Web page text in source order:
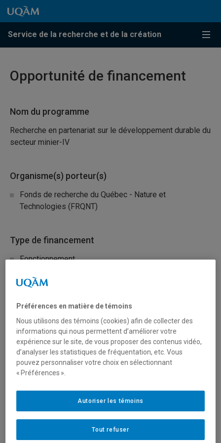
Passer au contenu
Accéder au menu principal
Accéder à la recherche
Passer au contenu
Accéder au menu principal
Service de la recherche et de la création
Menu
Opportunité de financement
Nom du programme
Recherche en partenariat sur le développement durable du
secteur minier-IV
Organisme(s) porteur(s)
Fonds de recherche du Québec - Nature et
Technologies (FRQNT)
Type de financement
Fonctionnement
Sciences naturelles et mathématiques
Description du programme
Premier concours
chercheurs, œuvrant dans des champs disciplinaires
variés, dans les universités et les collèges du Québec, à
aider l’industrie minière à relever les défis techniques,
environnementaux et technologiques posés par le
Préférences en matière de témoins
Nous utilisons des témoins (cookies) afin de collecter des
informations qui nous permettent d’améliorer votre
expérience sur le site, de vous proposer des contenus vidéo,
d’analyser les statistiques de fréquentation, etc. Vous
pouvez personnaliser votre choix en sélectionnant
« Préférences ».
Tout refuser
Autoriser les témoins